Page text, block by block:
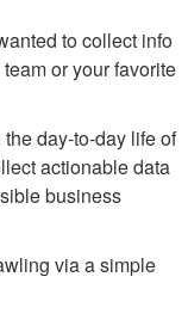
to collect info
or your favorite
day-to-day life of
actionable data
business
via a simple